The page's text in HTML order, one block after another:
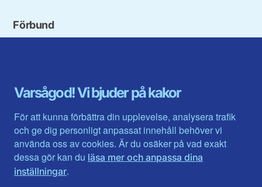
Varsågod! Vi bjuder på kakor
För att kunna förbättra din upplevelse, analysera trafik
och ge dig personligt anpassat innehåll behöver vi
använda oss av cookies. Är du osäker på vad exakt
dessa gör kan du läsa mer och anpassa dina
inställningar.
Förbund
Gävleborg
Halland
Jämtlands län
Jönköpings län
Kalmar län
Kronobergs län
Norrbotten
Skåne län
Värmlands län
Västerbotten
Västra Götaland
Västernorrland
Västmanland
Örebro län
Östergötland